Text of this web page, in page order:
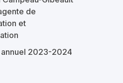
de
et
annuel 2023-2024